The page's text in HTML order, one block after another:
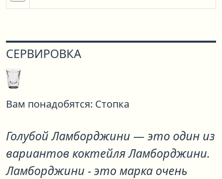
СЕРВИРОВКА
Вам понадобятся: Стопка
Голубой Ламборджини — это один из
вариантов коктейляЛамборджини.
Ламборджини - это марка очень